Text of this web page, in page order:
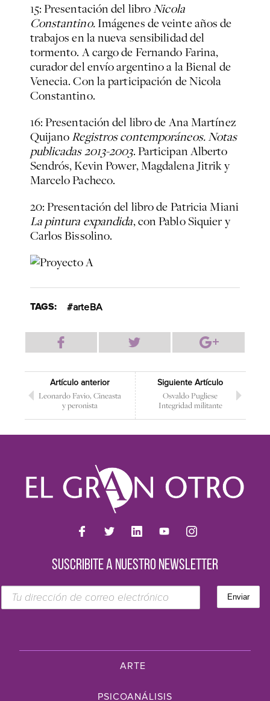
15: Presentación del libroNicola
Constantino.Imágenes de veinte años de
trabajos en la nueva sensibilidad del
tormento. A cargo de Fernando Farina,
curador del envío argentino a la Bienal de
Venecia. Con la participación de Nicola
Constantino.
16: Presentación del libro de Ana Martínez
QuijanoRegistros contemporáneos. Notas
publicadas 2013-2003. Participan Alberto
Sendrós, Kevin Power, Magdalena Jitrik y
Marcelo Pacheco.
20: Presentación del libro de Patricia Miani
La pintura expandida, con Pablo Siquier y
Carlos Bissolino.
TAGS: arteBA
Artículo anterior
Leonardo Favio, Cineasta
y peronista
Siguiente Artículo
Osvaldo Pugliese
Integridad militante
SUSCRIBITE A NUESTRO NEWSLETTER
ARTE
PSICOANÁLISIS